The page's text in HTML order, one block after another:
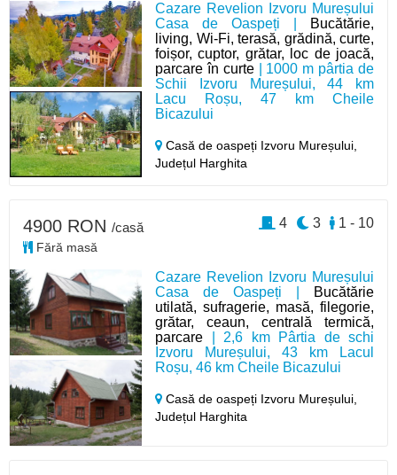
Cazare Revelion Izvoru Mureșului
Casa de Oaspeți |
Bucătărie,
living, Wi-Fi, terasă, grădină, curte,
foișor, cuptor, grătar, loc de joacă,
parcare în curte| 1000 m pârtia de
Schii Izvoru Mureșului, 44 km
Lacu Roșu, 47 km Cheile
Bicazului
Casă de oaspeți Izvoru Mureșului,
Județul Harghita
Cazare Revelion Izvoru Mureșului
Casa de Oaspeți |
Bucătărie
utilată, sufragerie, masă, filegorie,
grătar, ceaun, centrală termică,
parcare | 2,6 km Pârtia de schi
Izvoru Mureșului, 43 km Lacul
Roșu, 46 km Cheile Bicazului
Casă de oaspeți Izvoru Mureșului,
Județul Harghita
4900 RON /casă
Fără masă
1 - 10
3
4